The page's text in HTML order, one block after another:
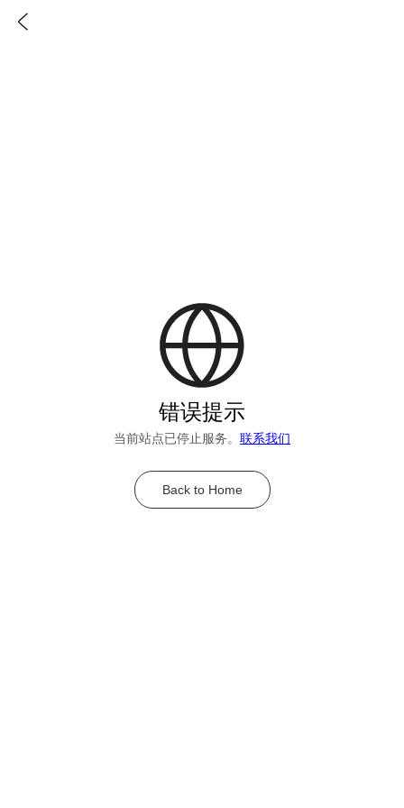
错误提示
当前站点已停止服务。 联系我们
Back to Home